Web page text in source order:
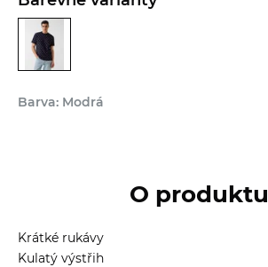
Barva: Modrá
O produktu
Krátké rukávy
Kulatý výstřih